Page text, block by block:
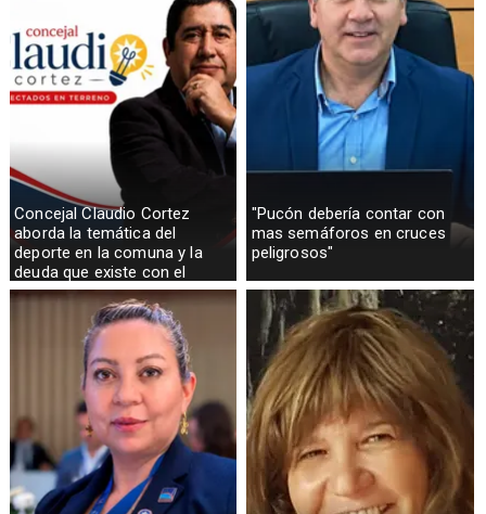
Concejal Claudio Cortez
aborda la temática del
deporte en la comuna y la
deuda que existe con el
sector rural
"Pucón debería contar con
mas semáforos en cruces
peligrosos"